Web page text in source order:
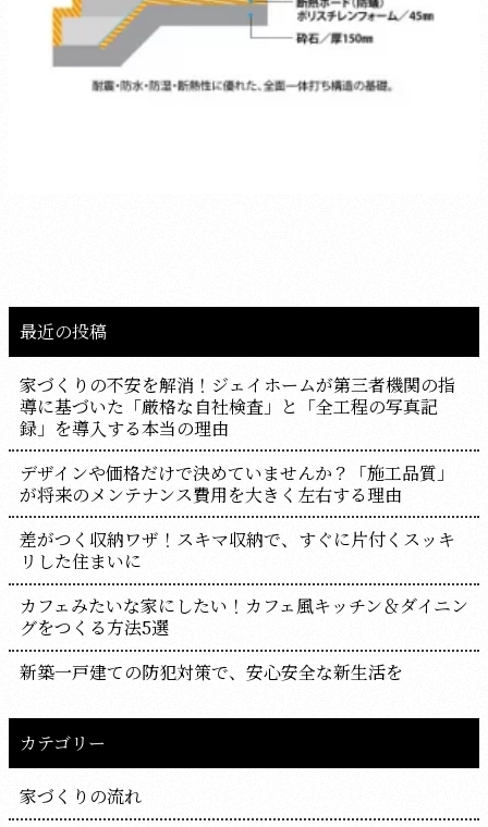
最近の投稿
家づくりの不安を解消！ジェイホームが第三者機関の指
導に基づいた「厳格な自社検査」と「全工程の写真記
録」を導入する本当の理由
デザインや価格だけで決めていませんか？「施工品質」
が将来のメンテナンス費用を大きく左右する理由
差がつく収納ワザ！スキマ収納で、すぐに片付くスッキ
リした住まいに
カフェみたいな家にしたい！カフェ風キッチン＆ダイニン
グをつくる方法5選
新築一戸建ての防犯対策で、安心安全な新生活を
カテゴリー
家づくりの流れ